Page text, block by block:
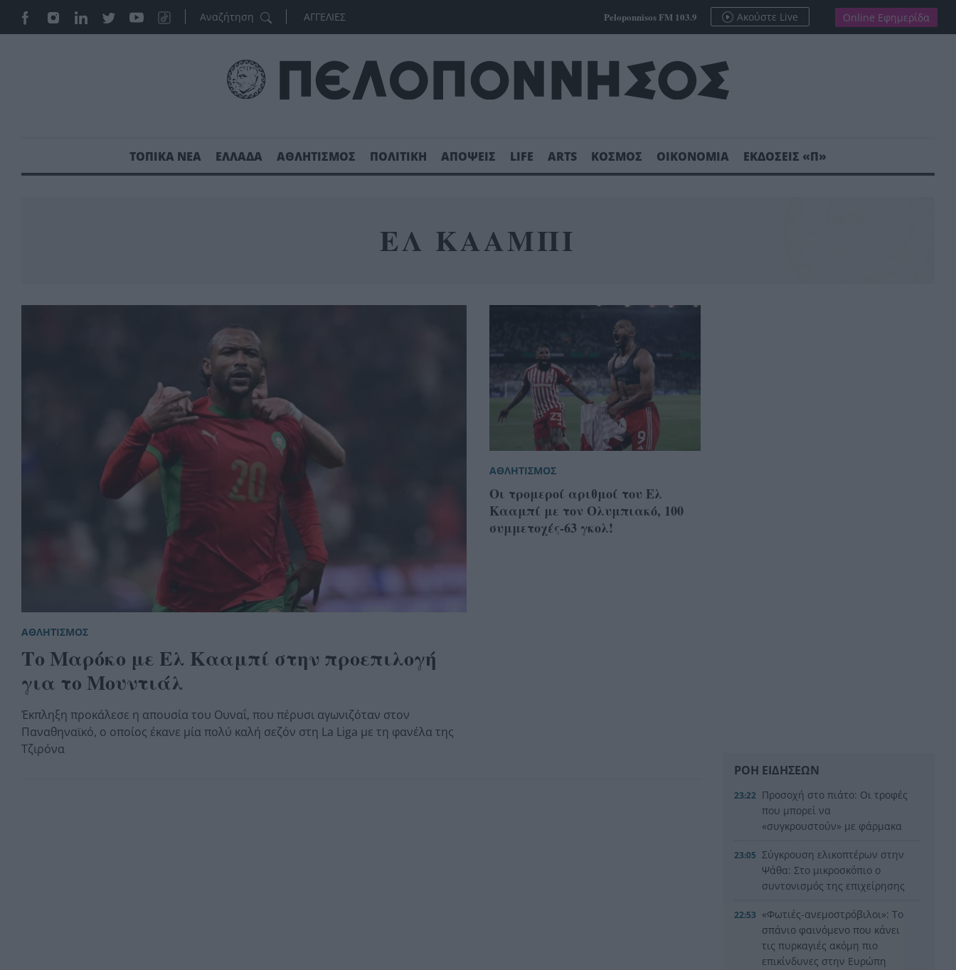
ΑΓΓΕΛΙΕΣ Peloponnisos FM 103.9 Ακούστε Live Online Εφημερίδα
ΤΟΠΙΚΑ ΝΕΑ ΕΛΛΑΔΑ ΑΘΛΗΤΙΣΜΟΣ ΠΟΛΙΤΙΚΗ ΑΠΟΨΕΙΣ LIFE ARTS ΚΟΣΜΟΣ ΟΙΚΟΝΟΜΙΑ ΕΚΔΟΣΕΙΣ «Π»
ΕΛ ΚΑΑΜΠΙ
ΑΘΛΗΤΙΣΜΟΣ
Το Μαρόκο με Ελ Κααμπί στην προεπιλογή
για το Μουντιάλ
Έκπληξη προκάλεσε η απουσία του Ουναΐ, που πέρυσι αγωνιζόταν στον
Παναθηναϊκό, ο οποίος έκανε μία πολύ καλή σεζόν στη La Liga με τη φανέλα της
Τζιρόνα
ΑΘΛΗΤΙΣΜΟΣ
Οι τρομεροί αριθμοί του Ελ
Κααμπί με τον Ολυμπιακό, 100
συμμετοχές-63 γκολ!
ΡΟΗ ΕΙΔΗΣΕΩΝ
23:22 Προσοχή στο πιάτο: Οι τροφές
που μπορεί να
«συγκρουστούν» με φάρμακα
23:05 Σύγκρουση ελικοπτέρων στην
Ψάθα: Στο μικροσκόπιο ο
συντονισμός της επιχείρησης
22:53 «Φωτιές-ανεμοστρόβιλοι»: Το
σπάνιο φαινόμενο που κάνει
τις πυρκαγιές ακόμη πιο
επικίνδυνες στην Ευρώπη